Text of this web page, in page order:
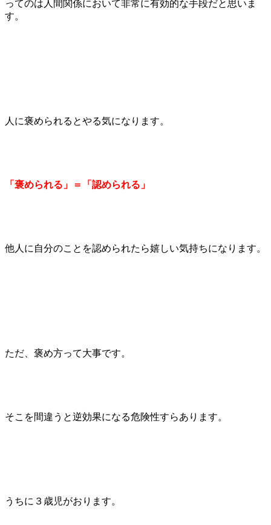
ってのは人間関係において非常に有効的な手段だと思いま
す。
人に褒められるとやる気になります。
「褒められる」＝「認められる」
他人に自分のことを認められたら嬉しい気持ちになります。
ただ、褒め方って大事です。
そこを間違うと逆効果になる危険性すらあります。
うちに３歳児がおります。